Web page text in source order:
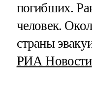
погибших.
человек.
страны
РИА Новости